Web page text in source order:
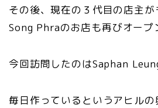
その後、現在の３代目の店主
Song Phraのお店も再びオープ
今回訪問したのはSaphan
毎日作っているというアヒル